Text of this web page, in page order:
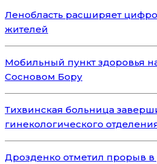
Ленобласть расширяет
жителей
Мобильный пункт здоровья
Сосновом Бору
Тихвинская больница
гинекологического
Дрозденко отметил прорыв в